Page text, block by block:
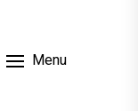
Menu